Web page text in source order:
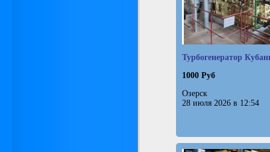
Турбогенератор
1000 Руб
Озерск
28 июля 2026 в 12:54